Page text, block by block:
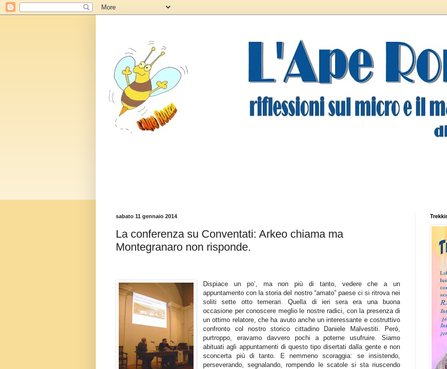
sabato 11 gennaio 2014
La conferenza su Conventati: Arkeo chiama ma
Montegranaro non risponde.
Dispiace un po’, ma non più di tanto, vedere che a un
appuntamento con la storia del nostro “amato” paese ci si ritrova nei
soliti sette otto temerari. Quella di ieri sera era una buona
occasione per conoscere meglio le nostre radici, con la presenza di
un ottimo relatore, che ha avuto anche un interessante e costruttivo
confronto col nostro storico cittadino Daniele Malvestiti. Però,
purtroppo, eravamo davvero pochi a poterne usufruire. Siamo
abituati agli appuntamenti di questo tipo disertati dalla gente e non
sconcerta più di tanto. E nemmeno scoraggia: se insistendo,
perseverando, segnalando, rompendo le scatole si sta riuscendo